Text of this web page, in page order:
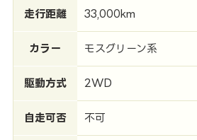
走行距離 33,000km
カラー モスグリーン系
駆動方式 2WD
自走可否 不可